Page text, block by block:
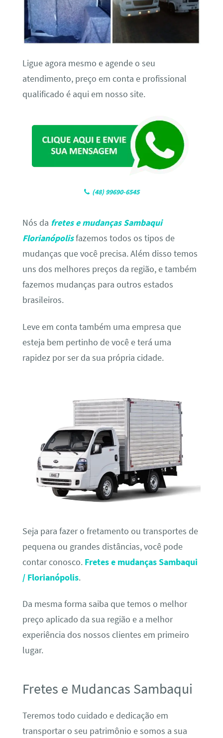
Ligue agora mesmo e agende o seu
atendimento, preço em conta e profissional
qualificado é aqui em nosso site.
(48) 99690-6545
Nós da fretes e mudanças Sambaqui
Florianópolisfazemos todos os tipos de
mudanças que você precisa. Além disso temos
uns dos melhores preços da região, e também
fazemos mudanças para outros estados
brasileiros.
Leve em conta também uma empresa que
esteja bem pertinho de você e terá uma
rapidez por ser da sua própria cidade.
Seja para fazer o fretamento ou transportes de
pequena ou grandes distâncias, você pode
contar conosco. Fretes e mudanças Sambaqui
/ Florianópolis.
Da mesma forma saiba que temos o melhor
preço aplicado da sua região e a melhor
experiência dos nossos clientes em primeiro
lugar.
Fretes e Mudancas Sambaqui
Teremos todo cuidado e dedicação em
transportar o seu patrimônio e somos a sua